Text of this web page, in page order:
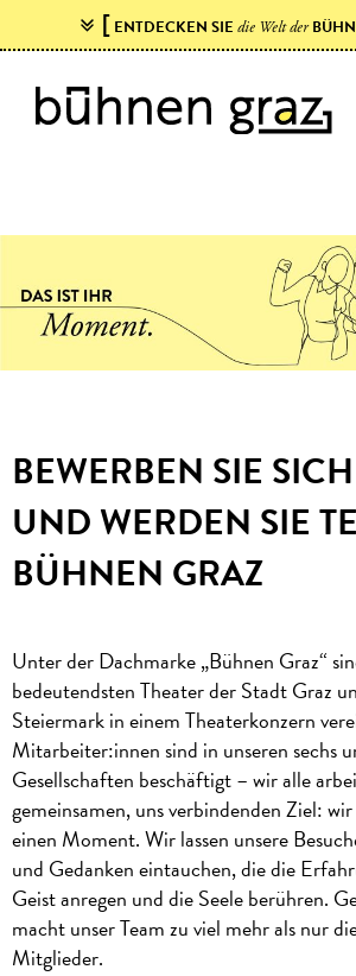
[ ENTDECKEN SIE die Welt der
BEWERBEN SIE
UND WERDEN SIE
BÜHNEN GRAZ
Unter der Dachmarke „Bühnen Graz“
bedeutendsten Theater der Stadt Graz
Steiermark in einem Theaterkonzern
Mitarbeiter:innen sind in unseren sechs
Gesellschaften beschäftigt – wir alle
gemeinsamen, uns verbindenden Ziel:
einen Moment. Wir lassen unsere
und Gedanken eintauchen, die die
Geist anregen und die Seele berühren.
macht unser Team zu viel mehr als nur
Mitglieder.